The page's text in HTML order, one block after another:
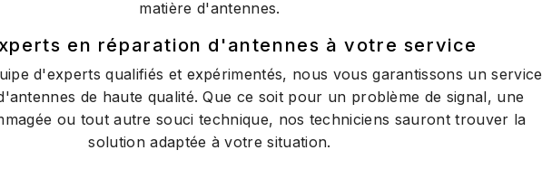
matière d'antennes.
en réparation d'antennes à votre service
d'experts qualifiés et expérimentés, nous vous garantissons un service
de haute qualité. Que ce soit pour un problème de signal, une
ou tout autre souci technique, nos techniciens sauront trouver la
solution adaptée à votre situation.